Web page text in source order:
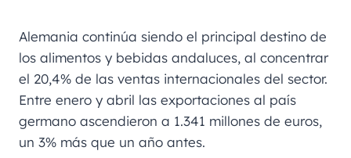
Alemania continúa siendo el principal destino de
los alimentos y bebidas andaluces, al concentrar
el 20,4% de las ventas internacionales del sector.
Entre enero y abril las exportaciones al país
germano ascendieron a 1.341 millones de euros,
un 3% más que un año antes.